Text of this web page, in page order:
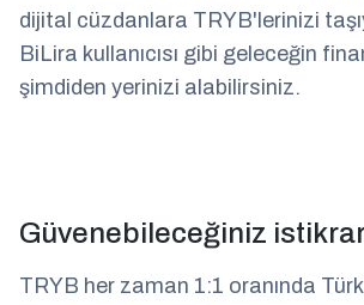
dijital cüzdanlara TRYB'lerinizi
BiLira kullanıcısı gibi geleceğin
şimdiden yerinizi alabilirsiniz.
Güvenebileceğiniz
TRYB her zaman 1:1 oranında